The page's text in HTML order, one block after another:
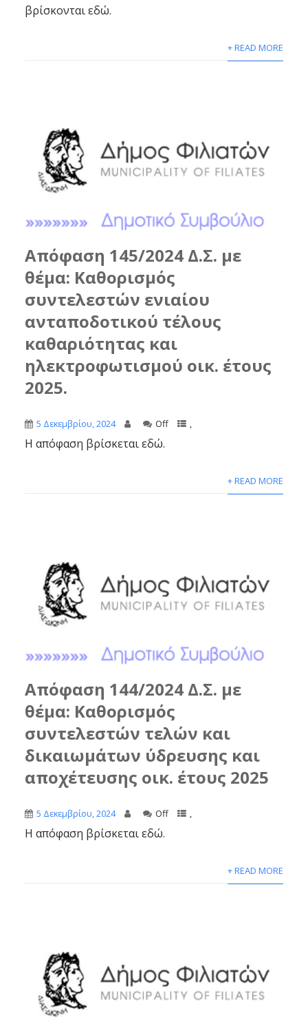
βρίσκονται εδώ.
+ READ MORE
Απόφαση 145/2024 Δ.Σ. με
θέμα: Καθορισμός
συντελεστών ενιαίου
ανταποδοτικού τέλους
καθαριότητας και
ηλεκτροφωτισμού οικ. έτους
2025.
5 Δεκεμβρίου, 2024 Off ,
Η απόφαση βρίσκεται εδώ.
+ READ MORE
Απόφαση 144/2024 Δ.Σ. με
θέμα: Καθορισμός
συντελεστών τελών και
δικαιωμάτων ύδρευσης και
αποχέτευσης οικ. έτους 2025
5 Δεκεμβρίου, 2024 Off ,
Η απόφαση βρίσκεται εδώ.
+ READ MORE